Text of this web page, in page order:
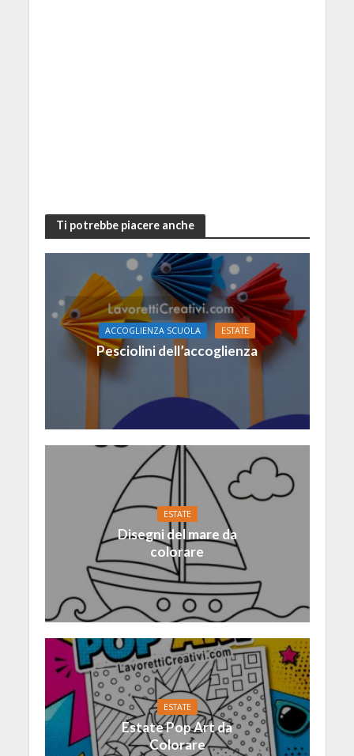
Ti potrebbe piacere anche
ACCOGLIENZA SCUOLA ESTATE
Pesciolini dell’accoglienza
ESTATE
Disegni del mare da
colorare
ESTATE
Estate Pop Art da
Colorare